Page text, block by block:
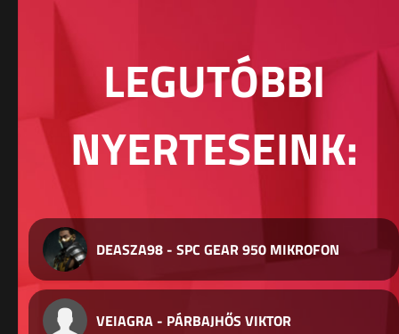
LEGUTÓBBI
NYERTESEINK:
DEASZA98 - SPC GEAR 950 MIKROFON
VEIAGRA - PÁRBAJHŐS VIKTOR